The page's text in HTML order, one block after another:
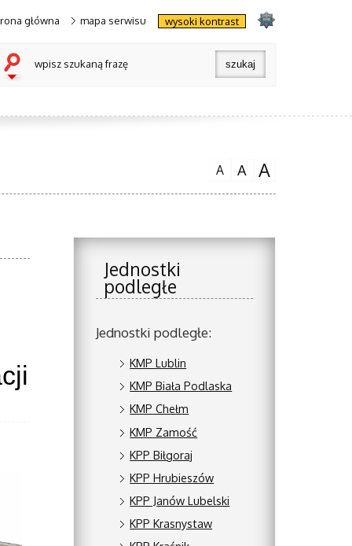
główna mapa serwisu wysoki kontrast
wpisz szukaną frazę
A A A
Jednostki
podległe
Jednostki podległe:
KMP Lublin
KMP Biała Podlaska
KMP Chełm
KMP Zamość
KPP Biłgoraj
KPP Hrubieszów
KPP Janów Lubelski
KPP Krasnystaw